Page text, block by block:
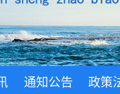
通知公告 政策